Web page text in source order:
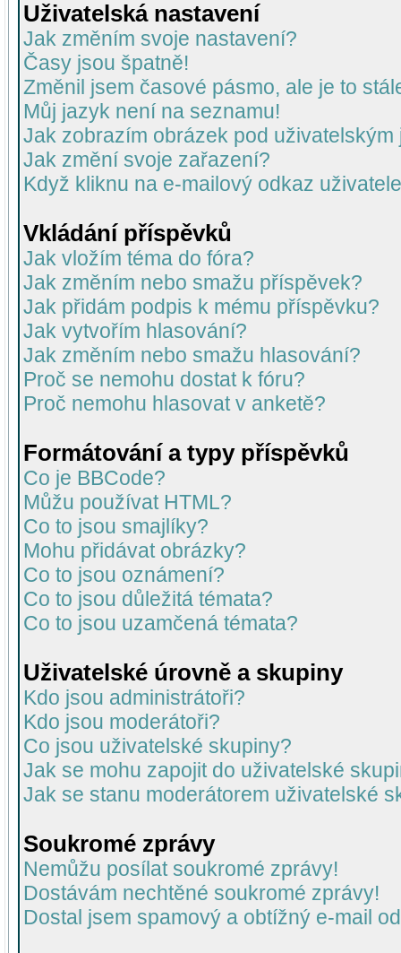
Uživatelská nastavení
Jak změním svoje nastavení?
Časy jsou špatně!
Změnil jsem časové pásmo, ale je to
Můj jazyk není na seznamu!
Jak zobrazím obrázek pod uživatelským
Jak změní svoje zařazení?
Když kliknu na e-mailový odkaz
Vkládání příspěvků
Jak vložím téma do fóra?
Jak změním nebo smažu příspěvek?
Jak přidám podpis k mému příspěvku?
Jak vytvořím hlasování?
Jak změním nebo smažu hlasování?
Proč se nemohu dostat k fóru?
Proč nemohu hlasovat v anketě?
Formátování a typy příspěvků
Co je BBCode?
Můžu používat HTML?
Co to jsou smajlíky?
Mohu přidávat obrázky?
Co to jsou oznámení?
Co to jsou důležitá témata?
Co to jsou uzamčená témata?
Uživatelské úrovně a skupiny
Kdo jsou administrátoři?
Kdo jsou moderátoři?
Co jsou uživatelské skupiny?
Jak se mohu zapojit do uživatelské
Jak se stanu moderátorem uživatelské
Soukromé zprávy
Nemůžu posílat soukromé zprávy!
Dostávám nechtěné soukromé zprávy!
Dostal jsem spamový a obtížný e-mail